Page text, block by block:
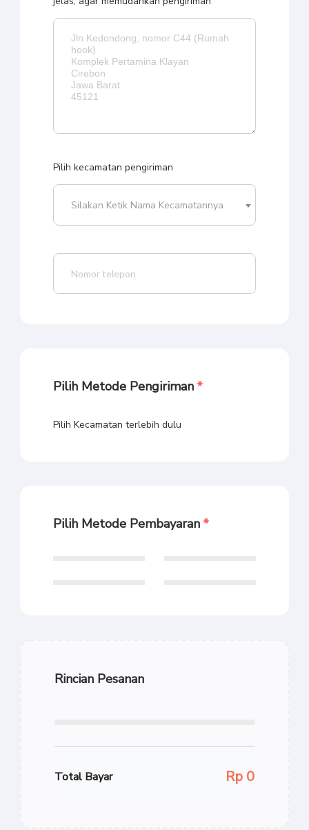
Pilih kecamatan pengiriman
Silakan Ketik Nama Kecamatannya
Pilih Metode Pengiriman
Pilih Kecamatan terlebih dulu
Pilih Metode Pembayaran
Rincian Pesanan
Total Bayar Rp 0